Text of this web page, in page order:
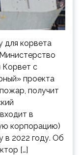
для корвета
Корвет с
проекта
получит
в
корпорацию)
в 2022 году. Об
[…]